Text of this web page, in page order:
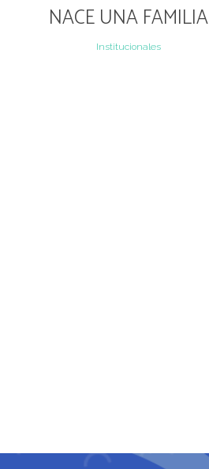
NACE UNA FAMILIA
Institucionales